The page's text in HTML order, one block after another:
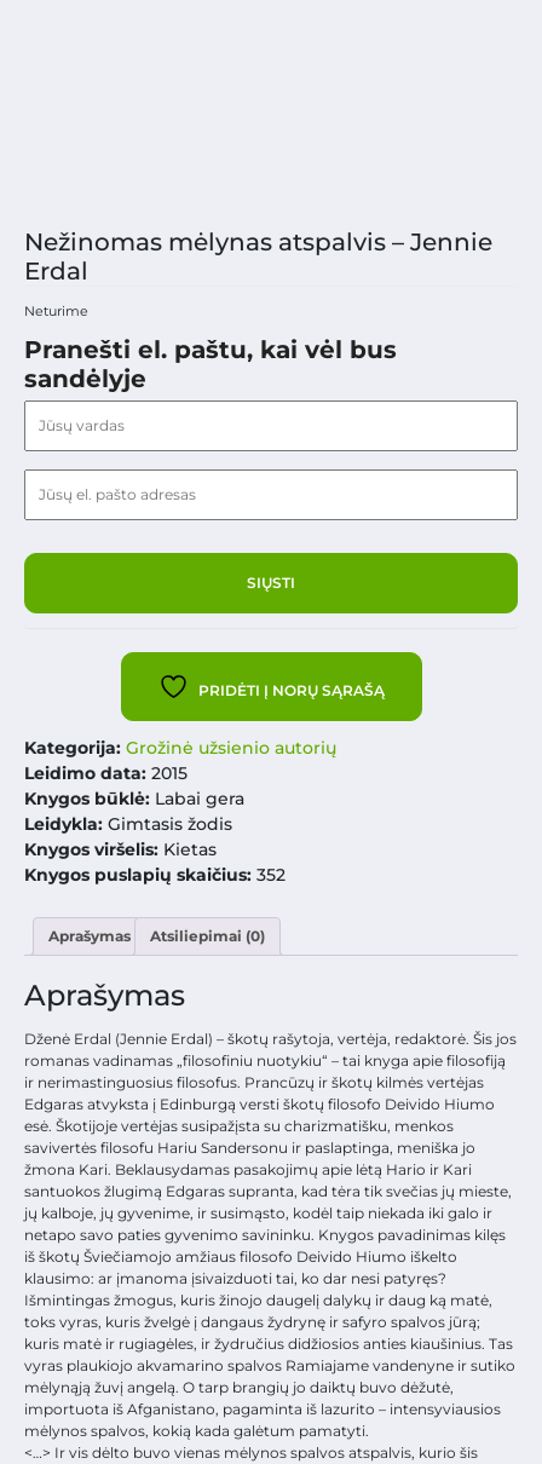
Nežinomas mėlynas atspalvis – Jennie
Erdal
Neturime
Pranešti el. paštu, kai vėl bus
sandėlyje
PRIDĖTI Į NORŲ SĄRAŠĄ
Kategorija: Grožinė užsienio autorių
Leidimo data: 2015
Knygos būklė: Labai gera
Leidykla: Gimtasis žodis
Knygos viršelis: Kietas
Knygos puslapių skaičius: 352
Aprašymas Atsiliepimai (0)
Aprašymas
Dženė Erdal (Jennie Erdal) – škotų rašytoja, vertėja, redaktorė. Šis jos
romanas vadinamas „filosofiniu nuotykiu“ – tai knyga apie filosofiją
ir nerimastinguosius filosofus. Prancūzų ir škotų kilmės vertėjas
Edgaras atvyksta į Edinburgą versti škotų filosofo Deivido Hiumo
esė. Škotijoje vertėjas susipažįsta su charizmatišku, menkos
savivertės filosofu Hariu Sandersonu ir paslaptinga, meniška jo
žmona Kari. Beklausydamas pasakojimų apie lėtą Hario ir Kari
santuokos žlugimą Edgaras supranta, kad tėra tik svečias jų mieste,
jų kalboje, jų gyvenime, ir susimąsto, kodėl taip niekada iki galo ir
netapo savo paties gyvenimo savininku. Knygos pavadinimas kilęs
iš škotų Šviečiamojo amžiaus filosofo Deivido Hiumo iškelto
klausimo: ar įmanoma įsivaizduoti tai, ko dar nesi patyręs?
Išmintingas žmogus, kuris žinojo daugelį dalykų ir daug ką matė,
toks vyras, kuris žvelgė į dangaus žydrynę ir safyro spalvos jūrą;
kuris matė ir rugiagėles, ir žydručius didžiosios anties kiaušinius. Tas
vyras plaukiojo akvamarino spalvos Ramiajame vandenyne ir sutiko
mėlynąją žuvį angelą. O tarp brangių jo daiktų buvo dėžutė,
importuota iš Afganistano, pagaminta iš lazurito – intensyviausios
mėlynos spalvos, kokią kada galėtum pamatyti.
<…> Ir vis dėlto buvo vienas mėlynos spalvos atspalvis, kurio šis